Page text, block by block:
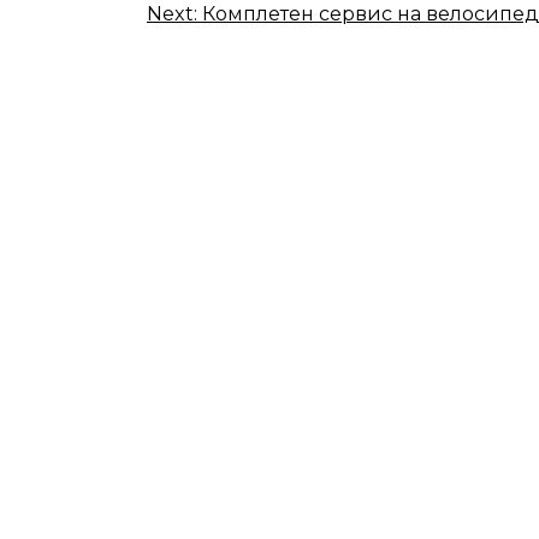
Next: Комплетен сервис на велосипед